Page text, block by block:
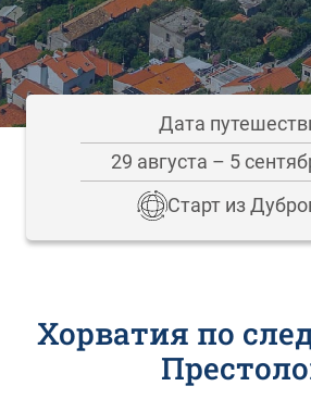
Дата
29 августа – 5
Старт из
Хорватия по